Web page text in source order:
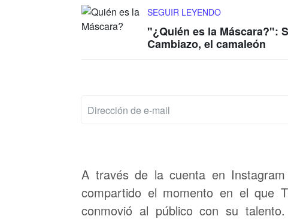
SEGUIR LEYENDO
"¿Quién es la Máscara?":
Cambiazo, el camaleón
A través de la cuenta en
compartido el momento en el que
conmovió al público con su